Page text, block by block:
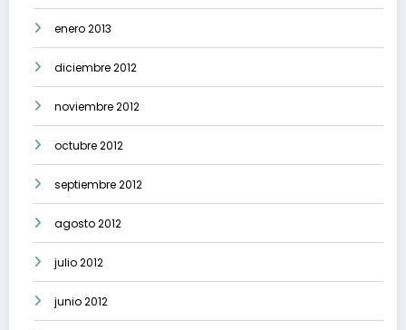
enero 2013
diciembre 2012
noviembre 2012
octubre 2012
septiembre 2012
agosto 2012
julio 2012
junio 2012